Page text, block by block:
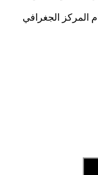
المركز الجغرافي